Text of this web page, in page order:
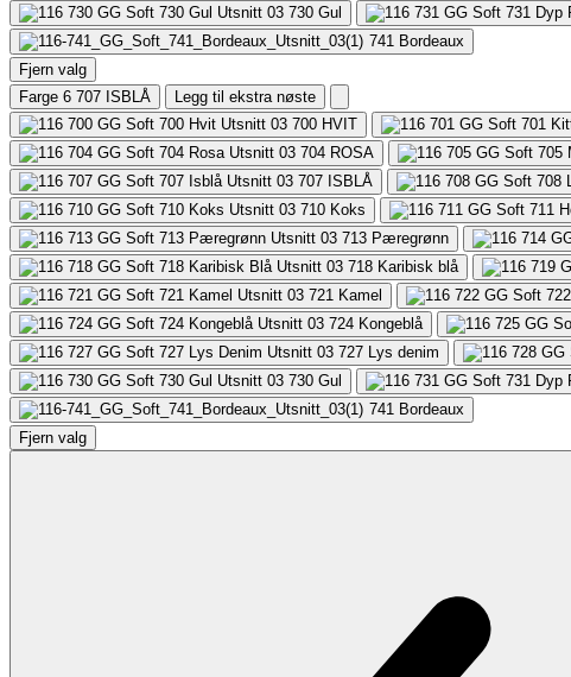
730 Gul
741 Bordeaux
Fjern valg
Farge 6 707 ISBLÅ
Legg til ekstra nøste
700 HVIT
704 ROSA
707 ISBLÅ
710 Koks
713 Pæregrønn
718 Karibisk blå
721 Kamel
724 Kongeblå
727 Lys denim
730 Gul
741 Bordeaux
Fjern valg